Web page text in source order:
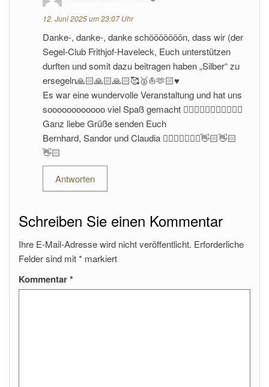
12. Juni 2025 um 23:07 Uhr
Danke-, danke-, danke schööööööön, dass wir (der
Segel-Club Frithjof-Haveleck, Euch unterstützen
durften und somit dazu beitragen haben „Silber“ zu
ersegeln🙏🏻🙏🏻🙏🏻🥰🥈⛵️🫶🏻♥️
Es war eine wundervolle Veranstaltung und hat uns
soooooooooooo viel Spaß gemacht 👍🏻👍🏻👍🏻💪🏻😃😃😃
Ganz liebe Grüße senden Euch
Bernhard, Sandor und Claudia 🙋‍♂️🙋‍♂️🙋🏼‍♀️👋🏻👋🏻
👋🏻
Antworten
Schreiben Sie einen Kommentar
Ihre E-Mail-Adresse wird nicht veröffentlicht. Erforderliche
Felder sind mit* markiert
Kommentar*